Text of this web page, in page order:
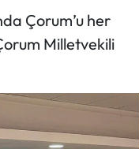
Çorum’u her
Milletvekili